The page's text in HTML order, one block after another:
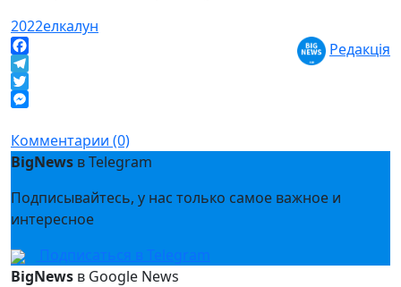
2022елкалун
Facebook
Telegram
Twitter
Редакція
Комментарии (0)
BigNews в Telegram
Подписывайтесь, у нас только самое важное и
интересное
Подписаться в Telegram
BigNews в Google News